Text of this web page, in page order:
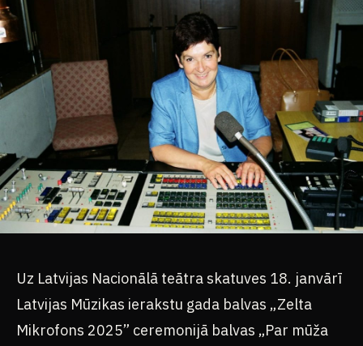
Uz Latvijas Nacionālā teātra skatuves 18. janvārī
Latvijas Mūzikas ierakstu gada balvas „Zelta
Mikrofons 2025” ceremonijā balvas „Par mūža